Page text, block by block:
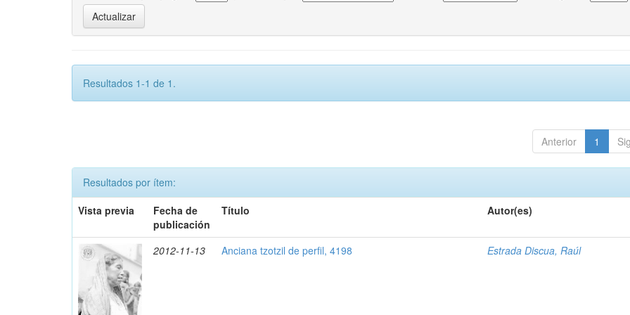
Resultados 1-1 de 1.
Anterior 1
Resultados por ítem:
Vista previa
Fecha de
publicación
Título Autor(es)
2012-11-13 Anciana tzotzil de perfil, 4198 Estrada Discua, Raúl